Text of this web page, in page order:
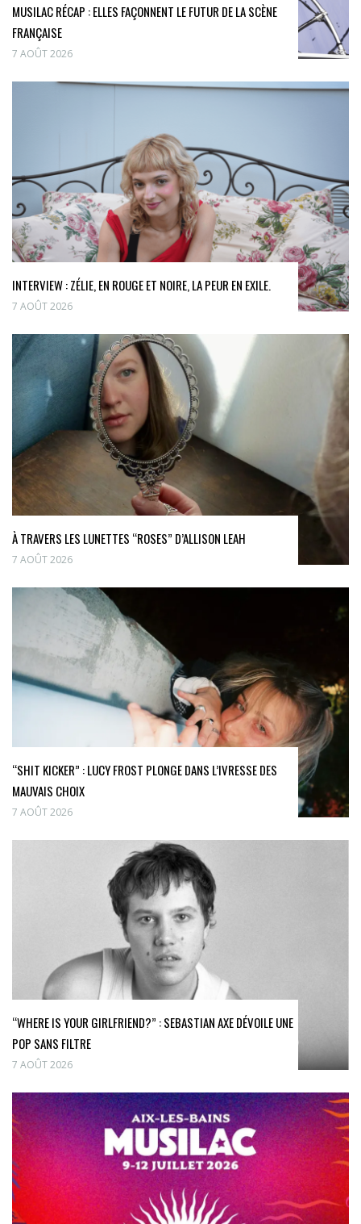
MUSILAC RÉCAP : ELLES FAÇONNENT LE FUTUR DE LA SCÈNE
FRANÇAISE
7 AOÛT 2026
INTERVIEW : ZÉLIE, EN ROUGE ET NOIRE, LA PEUR EN EXILE.
7 AOÛT 2026
À TRAVERS LES LUNETTES “ROSES” D’ALLISON LEAH
7 AOÛT 2026
“SHIT KICKER” : LUCY FROST PLONGE DANS L’IVRESSE DES
MAUVAIS CHOIX
7 AOÛT 2026
“WHERE IS YOUR GIRLFRIEND?” : SEBASTIAN AXE DÉVOILE UNE
POP SANS FILTRE
7 AOÛT 2026